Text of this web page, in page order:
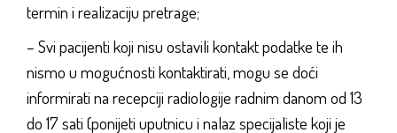
termin i realizaciju pretrage;
– Svi pacijenti koji nisu ostavili kontakt podatke te ih
nismo u mogućnosti kontaktirati, mogu se doći
informirati na recepciji radiologije radnim danom od 13
do 17 sati (ponijeti uputnicu i nalaz specijaliste koji je